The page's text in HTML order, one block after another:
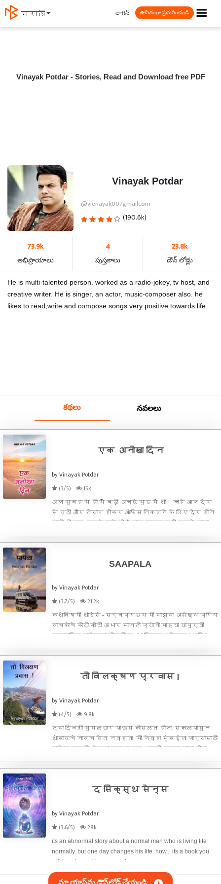
मराठी ☰
లాగిన్ ఉచితంగా ప్రచురించండి
Vinayak Potdar - Stories, Read and Download free PDF
Vinayak Potdar
@vienayak007gmailcom
(190.6k)
73.9k
అభిప్రాయాలు
4
పుస్తకాలు
23.8k
డౌన్ లోడ్లు
He is multi-talented person. worked as a radio-jokey, tv host, and
creative writer. He is singer, an actor, music-composer also. he
likes to read,write and compose songs.very positive towards life.
కథలు నవలలు
एक अनोखा दिन
by Vinayak Potdar
(3/5)
15k
आज सुबह से ही मैं बड़ी अच्छे मूड में थी। चाहे आज देर
से उठी और तैयार होकर ऑफिस निकलने के लिए देर होने
वाली थी पर इससे मुझे कोई खास फर्क नहीं पड़ने वाला
फिर मेरे ऑफिस में तीन लेट मार्क के बाद मेमो आता था।
SAAPALA
by Vinayak Potdar
(3.7/5)
21.2k
​​​​​​​कथेविषयी थोडंसं - सर्वप्रथम मी माझ्या असंख्य प्रिय
वाचकांचे कोटी कोटी आभार मानतो ज्यांनी माझ्या यापूर्वी
प्रकाशित झालेल्या दोन्ही कथा “ सिक्सथ सेन्स “ आणि “
घेतलं, भरभरून कौतुक केलं. मी तुमचे आभार शब्
तो विलक्षण प्रवास !
by Vinayak Potdar
(4/5)
9.8k
त्या दिवशी मुसळधार पाऊस कोसळत होता. सकाळपासून
थांबायचं नावच घेत नव्हता. मी जेव्हा मुंबईला जाण्यासाठी
बाहेर पडलो, तेव्हा तर पाऊस आणखी उग्र झाला होता.
ऑलरेडी काढलं होतं. काहीही करून मला १ त
द सिक्स्थ सेन्स
by Vinayak Potdar
(3.6/5)
28k
its an abnormal story about a normal man who is living life
normally. but one day changes his life. how... its a book you
will love to read in one seating.